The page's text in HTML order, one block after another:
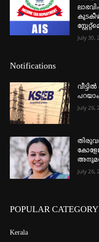
July 30,
Notifications
July 26,
July 26,
POPULAR CATEGORY
Kerala